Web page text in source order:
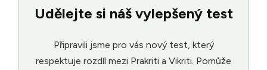
Udělejte si náš vylepšený test
Připravili jsme pro vás nový test, který
respektuje rozdíl mezi Prakriti a Vikriti. Pomůže